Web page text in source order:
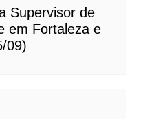
Supervisor de
em Fortaleza e
09)